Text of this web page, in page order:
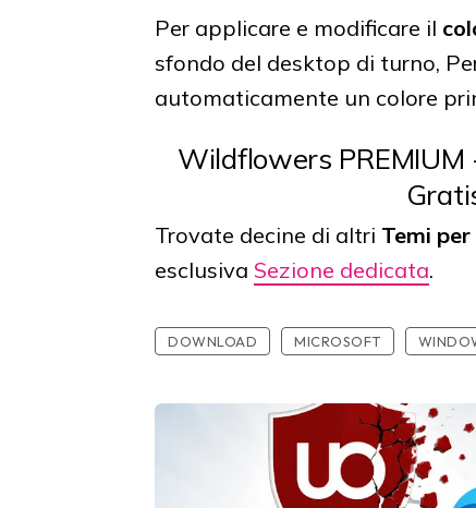
Per applicare e modificare il
sfondo del desktop di turno,
automaticamente un colore
Wildflowers
Trovate decine di altri Temi
esclusiva Sezione dedicata.
DOWNLOAD MICROSOFT